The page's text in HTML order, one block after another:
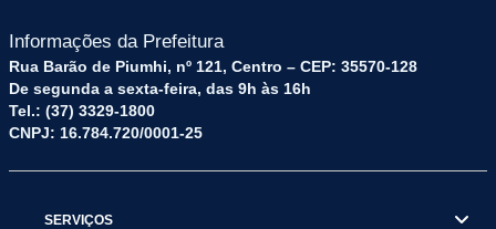
Informações da Prefeitura
Rua Barão de Piumhi, nº 121, Centro – CEP: 35570-128
De segunda a sexta-feira, das 9h às 16h
Tel.: (37) 3329-1800
CNPJ: 16.784.720/0001-25
SERVIÇOS